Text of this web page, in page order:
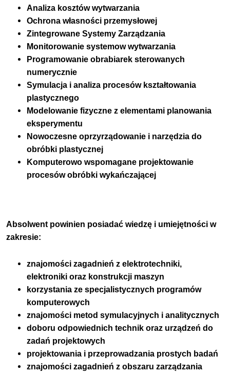
Analiza kosztów wytwarzania
Ochrona własności przemysłowej
Zintegrowane Systemy Zarządzania
Monitorowanie systemow wytwarzania
Programowanie obrabiarek sterowanych
numerycznie
Symulacja i analiza procesów kształtowania
plastycznego
Modelowanie fizyczne z elementami planowania
eksperymentu
Nowoczesne oprzyrządowanie i narzędzia do
obróbki plastycznej
Komputerowo wspomagane projektowanie
procesów obróbki wykańczającej
Absolwent powinien posiadać wiedzę i umiejętności w
zakresie:
znajomości zagadnień z elektrotechniki,
elektroniki oraz konstrukcji maszyn
korzystania ze specjalistycznych programów
komputerowych
znajomości metod symulacyjnych i analitycznych
doboru odpowiednich technik oraz urządzeń do
zadań projektowych
projektowania i przeprowadzania prostych badań
znajomości zagadnień z obszaru zarządzania